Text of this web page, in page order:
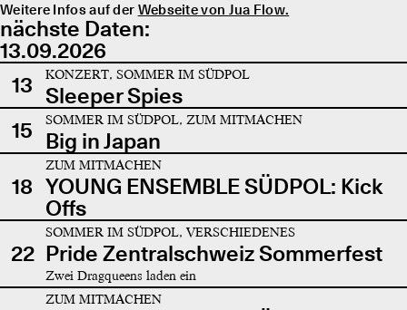
Weitere Infos auf der Webseite von Jua Flow.
nächste Daten:
13.09.2026
13
KONZERT, SOMMER IM SÜDPOL
Sleeper Spies
15
SOMMER IM SÜDPOL, ZUM MITMACHEN
Big in Japan
18
ZUM MITMACHEN
YOUNG ENSEMBLE SÜDPOL: Kick
Offs
22
SOMMER IM SÜDPOL, VERSCHIEDENES
Pride Zentralschweiz Sommerfest
Zwei Dragqueens laden ein
ZUM MITMACHEN